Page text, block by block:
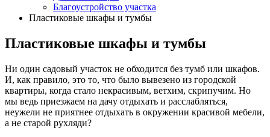
Благоустройство участка
Пластиковые шкафы и тумбы
Пластиковые шкафы и тумбы
Ни один садовый участок не обходится без тумб или шкафов.
И, как правило, это то, что было вывезено из городской
квартиры, когда стало некрасивым, ветхим, скрипучим. Но
мы ведь приезжаем на дачу отдыхать и расслабляться,
неужели не приятнее отдыхать в окружении красивой мебели,
а не старой рухляди?